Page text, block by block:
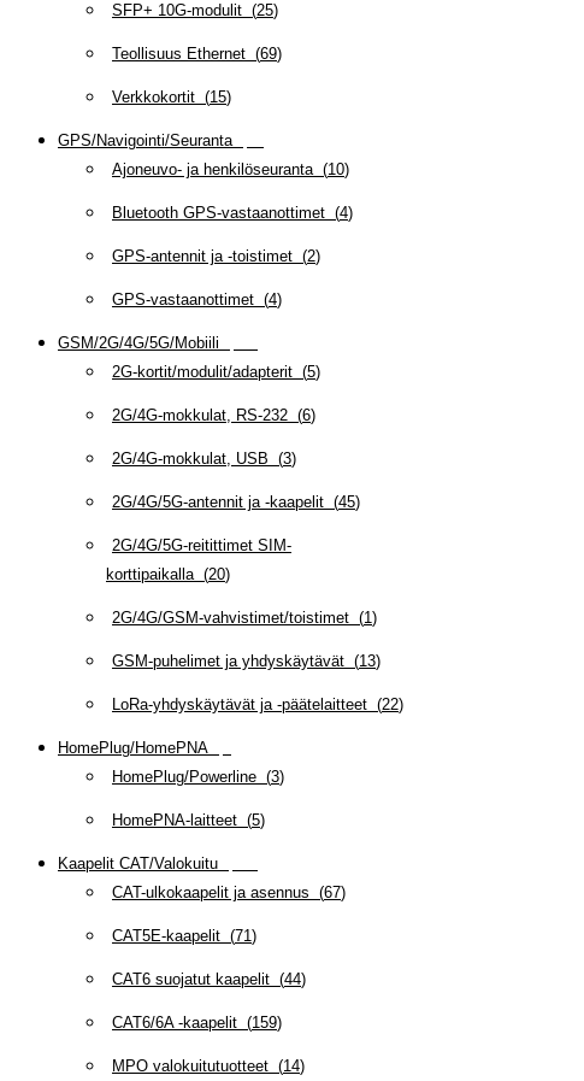
SFP+ 10G-modulit (25)
Teollisuus Ethernet (69)
Verkkokortit (15)
GPS/Navigointi/Seuranta
Ajoneuvo- ja henkilöseuranta (10)
Bluetooth GPS-vastaanottimet (4)
GPS-antennit ja -toistimet (2)
GPS-vastaanottimet (4)
GSM/2G/4G/5G/Mobiili
2G-kortit/modulit/adapterit (5)
2G/4G-mokkulat, RS-232 (6)
2G/4G-mokkulat, USB (3)
2G/4G/5G-antennit ja -kaapelit (45)
2G/4G/5G-reitittimet SIM-
korttipaikalla (20)
2G/4G/GSM-vahvistimet/toistimet (1)
GSM-puhelimet ja yhdyskäytävät (13)
LoRa-yhdyskäytävät ja -päätelaitteet (22)
HomePlug/HomePNA
HomePlug/Powerline (3)
HomePNA-laitteet (5)
Kaapelit CAT/Valokuitu
CAT-ulkokaapelit ja asennus (67)
CAT5E-kaapelit (71)
CAT6 suojatut kaapelit (44)
CAT6/6A -kaapelit (159)
MPO valokuitutuotteet (14)